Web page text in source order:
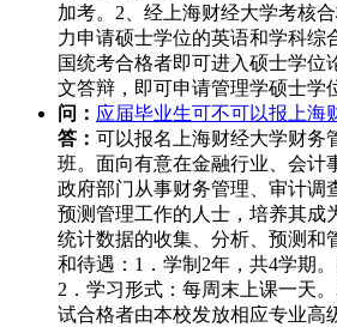
加考。2、经上海财经大学考核
力申请硕士学位的英语和学科综
国统考合格者即可进入硕士学位
文答辩，即可申请管理学硕士学
问： 应届毕业生可不可以报上海
答： 可以报名上海财经大学财务
班。面向有意在金融行业、会计
政府部门从事财务管理、审计调
预测管理工作的人士，培养其成
统计数据的收集、分析、预测和
和待遇：1．学制2年，共4学期
2．学习形式：每周末上课一天
试合格者由本校发放相应专业高